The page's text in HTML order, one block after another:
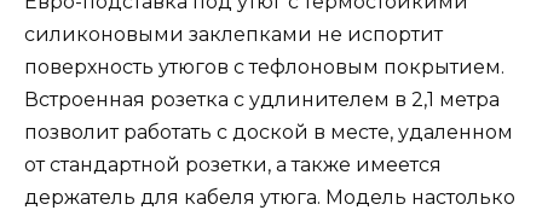
силиконовыми заклепками не испортит
поверхность утюгов с тефлоновым покрытием.
Встроенная розетка с удлинителем в 2,1 метра
позволит работать с доской в месте, удаленном
от стандартной розетки, а также имеется
держатель для кабеля утюга. Модель настолько